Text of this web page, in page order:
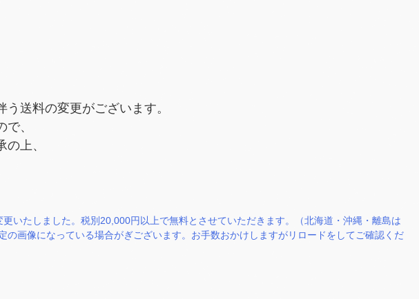
送料の変更がございます。
、
上、
いたしました。税別20,000円以上で無料とさせていただきます。（北海道・沖縄・離島は
画像になっている場合がぎございます。お手数おかけしますがリロードをしてご確認くだ